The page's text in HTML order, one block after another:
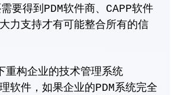
要得到PDM软件商、CAPP软件
力支持才有可能整合所有的信
构企业的技术管理系统
件，如果企业的PDM系统完全